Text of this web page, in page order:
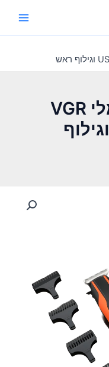
קליפר שיער חשמלי VGR
999 – נטען USB וגילוף